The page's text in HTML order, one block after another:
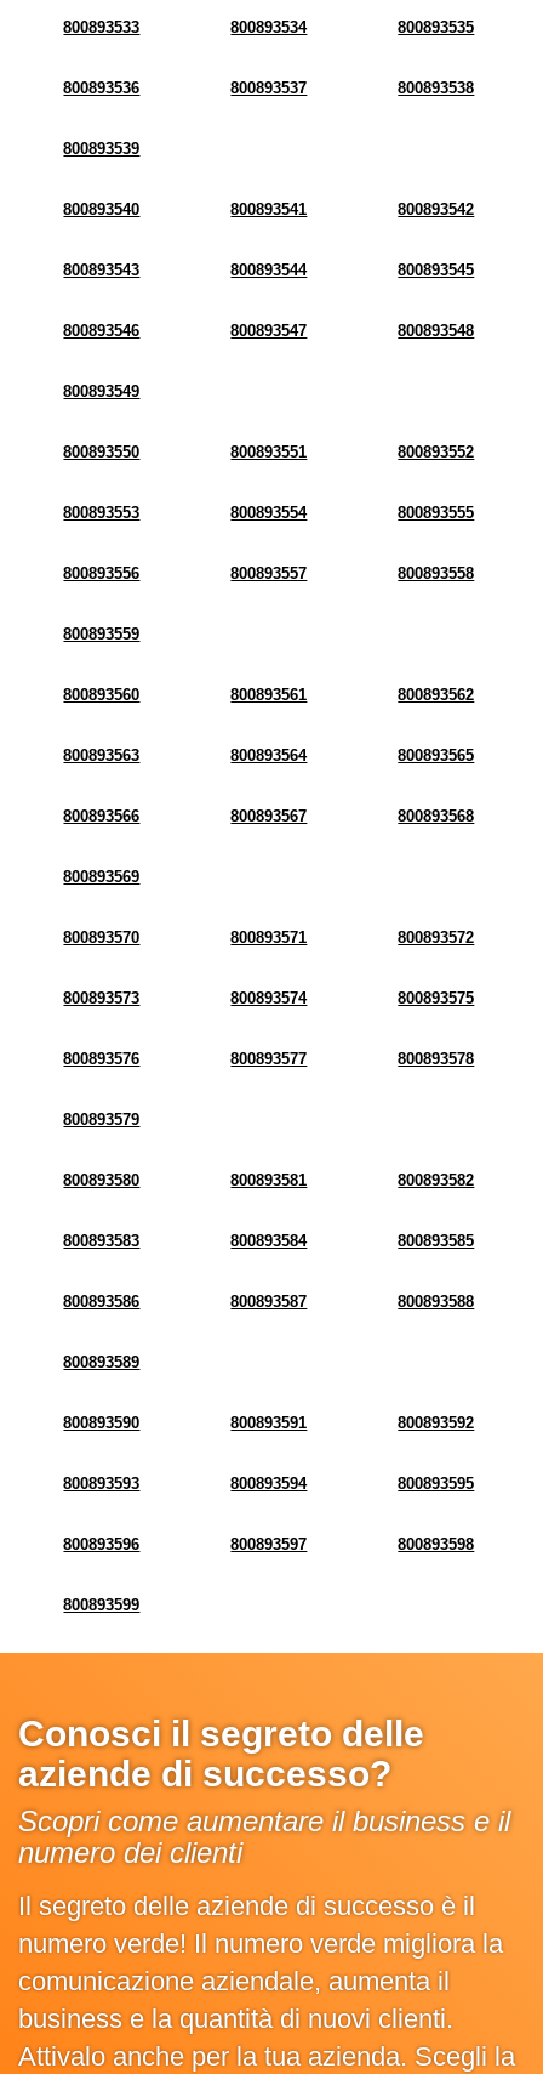
800893533 800893534 800893535
800893536 800893537 800893538
800893539
800893540 800893541 800893542
800893543 800893544 800893545
800893546 800893547 800893548
800893549
800893550 800893551 800893552
800893553 800893554 800893555
800893556 800893557 800893558
800893559
800893560 800893561 800893562
800893563 800893564 800893565
800893566 800893567 800893568
800893569
800893570 800893571 800893572
800893573 800893574 800893575
800893576 800893577 800893578
800893579
800893580 800893581 800893582
800893583 800893584 800893585
800893586 800893587 800893588
800893589
800893590 800893591 800893592
800893593 800893594 800893595
800893596 800893597 800893598
800893599
Conosci il segreto delle
aziende di successo?
Scopri come aumentare il business e il
numero dei clienti
Il segreto delle aziende di successo è il
numero verde! Il numero verde migliora la
comunicazione aziendale, aumenta il
business e la quantità di nuovi clienti.
Attivalo anche per la tua azienda. Scegli la